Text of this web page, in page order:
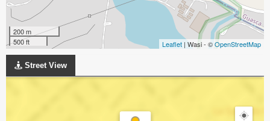
200 m
500 ft
Leaflet | Wasi - ©OpenStreetMap
Street View